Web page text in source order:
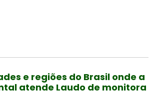
e regiões do Brasil onde a
atende Laudo de monitora